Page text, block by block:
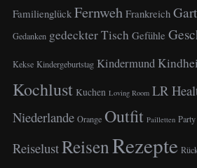
Familienglück Fernweh Frankreich
Gedanken gedeckter Tisch Gefühle
Kekse Kindergeburtstag Kindermund
Kochlust Kuchen Loving Room LR
Niederlande Orange Outfit Pailletten Party
ReiselustReisenRezepte